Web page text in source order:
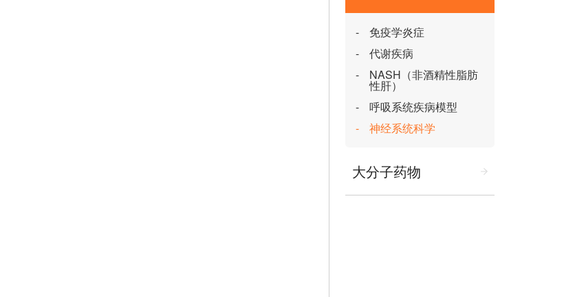
免疫学炎症
代谢疾病
NASH（非酒精性脂肪
性肝）
呼吸系统疾病模型
神经系统科学
大分子药物